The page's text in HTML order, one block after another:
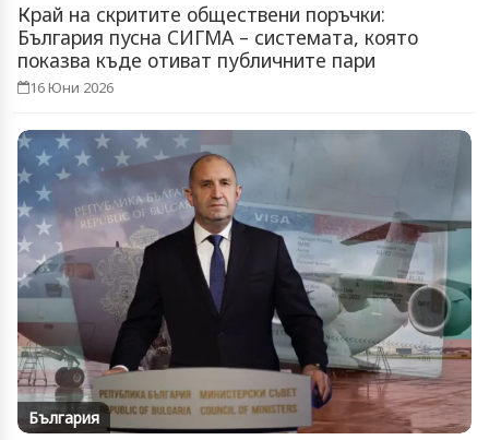
Край на скритите обществени поръчки:
България пусна СИГМА – системата, която
показва къде отиват публичните пари
16 Юни 2026
България